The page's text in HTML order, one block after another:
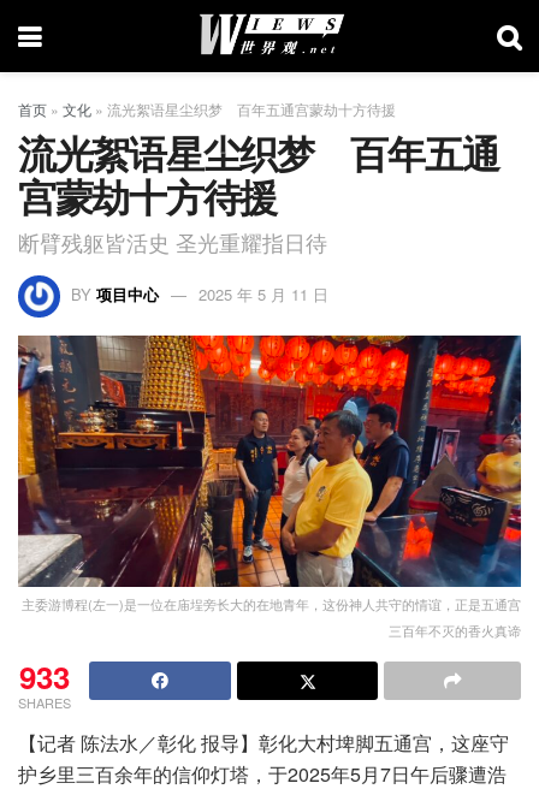
首页 » 文化 » 流光絮语星尘织梦 百年五通宫蒙劫十方待援
流光絮语星尘织梦 百年五通
宫蒙劫十方待援
断臂残躯皆活史 圣光重耀指日待
BY 项目中心 2025 年 5 月 11 日
主委游博程(左一)是一位在庙埕旁长大的在地青年，这份神人共守的情谊，正是五通宫
三百年不灭的香火真谛
933
SHARES
【记者 陈法水／彰化 报导】彰化大村埤脚五通宫，这座守
护乡里三百余年的信仰灯塔，于2025年5月7日午后骤遭浩